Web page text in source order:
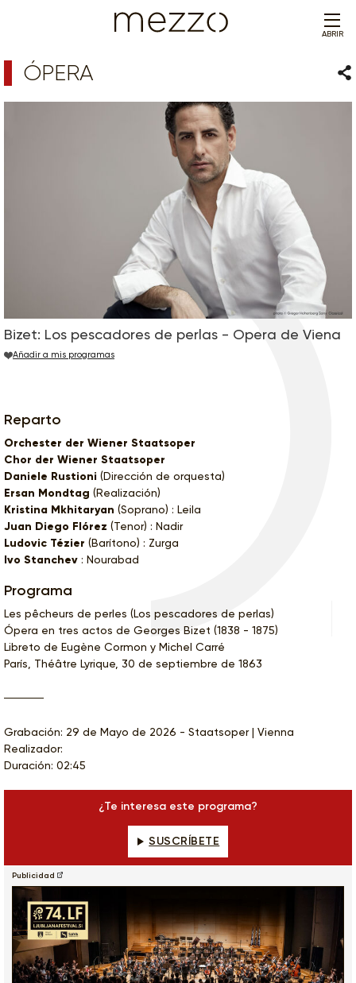
ABRIR
ÓPERA
Bizet: Los pescadores de perlas - Opera de Viena
Añadir a mis programas
Reparto
Orchester der Wiener Staatsoper
Chor der Wiener Staatsoper
Daniele Rustioni (Dirección de orquesta)
Ersan Mondtag (Realización)
Kristina Mkhitaryan (Soprano) : Leila
Juan Diego Flórez (Tenor) : Nadir
Ludovic Tézier (Barítono) : Zurga
Ivo Stanchev : Nourabad
Programa
Les pêcheurs de perles (Los pescadores de perlas)
Ópera en tres actos de Georges Bizet (1838 - 1875)
Libreto de Eugène Cormon y Michel Carré
París, Théâtre Lyrique, 30 de septiembre de 1863
Grabación: 29 de Mayo de 2026 - Staatsoper | Vienna
Realizador:
Duración: 02:45
¿Te interesa este programa?
SUSCRÍBETE
Publicidad